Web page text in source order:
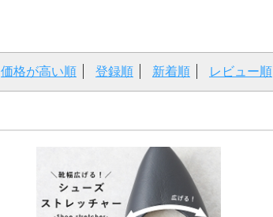
価格が高い順 登録順 新着順 レビュー順